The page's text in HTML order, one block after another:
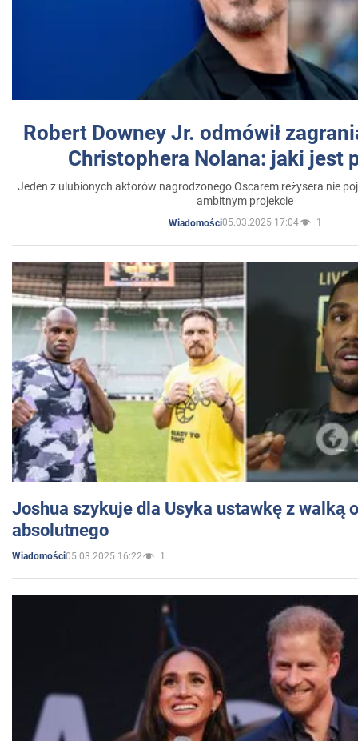
Robert Downey Jr. odmówił
Christophera Nolana: jaki jest
Jeden z ulubionych aktorów nagrodzonego Oscarem reżysera nie
ambitnym projekcie
Wiadomości05.03.2025 17:04 1
Joshua szykuje dla Usyka ustawkę z walką
absolutnego
Wiadomości05.03.2025 16:22 1